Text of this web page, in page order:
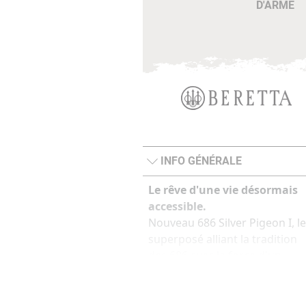
D'ARME
INFO GÉNÉRALE
Le rêve d'une vie désormais
accessible.
Nouveau 686 Silver Pigeon I, le